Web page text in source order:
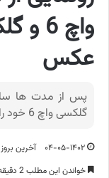
عکس
پس از مدت ها
گلکسی واچ 6 خود را با بهبودهایی مهم و کاربردی رونمایی کرد.
۰۴-۰۵-۱۴۰۲
آخرین بروز
خواندن این مطلب 2 دقیقه زمان میبرد